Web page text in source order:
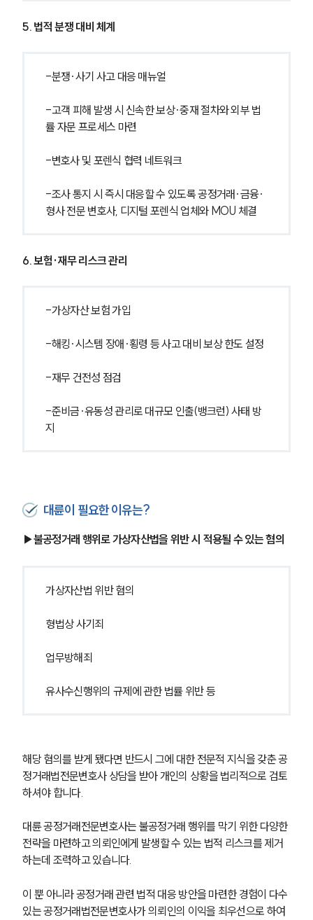
5. 법적 분쟁 대비 체계
-분쟁·사기 사고 대응 매뉴얼
-고객 피해 발생 시 신속한 보상·중재 절차와 외부 법
률 자문 프로세스 마련
-변호사 및 포렌식 협력 네트워크
-조사 통지 시 즉시 대응할 수 있도록 공정거래·금융·
형사 전문 변호사, 디지털 포렌식 업체와 MOU 체결
6. 보험·재무 리스크 관리
-가상자산 보험 가입
-해킹·시스템 장애·횡령 등 사고 대비 보상 한도 설정
-재무 건전성 점검
-준비금·유동성 관리로 대규모 인출(뱅크런) 사태 방
지
대륜이 필요한 이유는?
▶불공정거래 행위로 가상자산법을 위반 시 적용될 수 있는 혐의
가상자산법 위반 혐의
형법상 사기죄
업무방해죄
유사수신행위의 규제에 관한 법률 위반 등
해당 혐의를 받게 됐다면 반드시 그에 대한 전문적 지식을 갖춘 공
정거래법전문변호사 상담을 받아 개인의 상황을 법리적으로 검토
하셔야 합니다.
대륜 공정거래전문변호사는 불공정거래 행위를 막기 위한 다양한
전략을 마련하고 의뢰인에게 발생할 수 있는 법적 리스크를 제거
하는데 조력하고 있습니다.
이 뿐 아니라 공정거래 관련 법적 대응 방안을 마련한 경험이 다수
있는 공정거래법전문변호사가 의뢰인의 이익을 최우선으로 하여